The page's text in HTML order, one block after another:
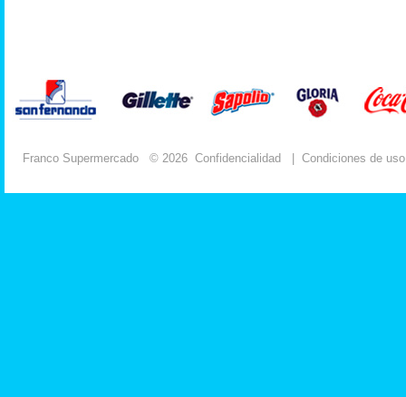
Franco Supermercado © 2026 Confidencialidad Condiciones de uso